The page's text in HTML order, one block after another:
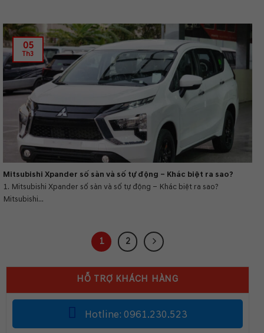
Mitsubishi Xpander số sàn và số tự động – Khác biệt ra sao?
1. Mitsubishi Xpander số sàn và số tự động – Khác biệt ra sao?
Mitsubishi...
05
Th3
1 2
HỖ TRỢ KHÁCH HÀNG
Hotline: 0961.230.523